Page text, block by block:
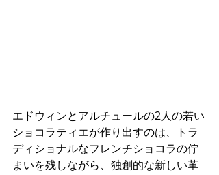
エドウィンとアルチュールの2人の若い
ショコラティエが作り出すのは、トラ
ディショナルなフレンチショコラの佇
まいを残しながら、独創的な新しい革